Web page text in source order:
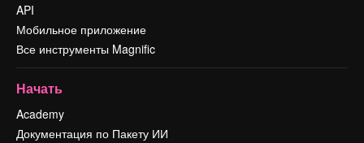
API
Мобильное приложение
Все инструменты Magnific
Начать
Academy
Документация по Пакету ИИ